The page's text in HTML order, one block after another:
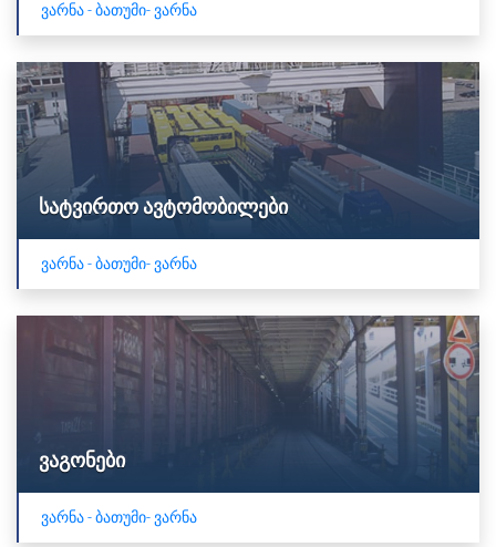
ვარნა - ბათუმი- ვარნა
სატვირთო ავტომობილები
ვარნა - ბათუმი- ვარნა
ვაგონები
ვარნა - ბათუმი- ვარნა